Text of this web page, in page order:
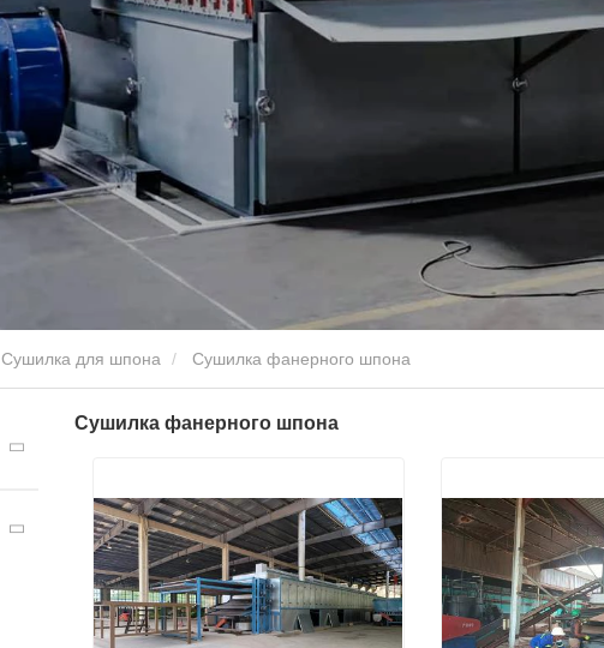
Сушилка для шпона Сушилка фанерного шпона
Сушилка фанерного шпона